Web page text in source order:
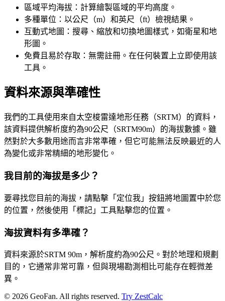
區域平均海拔：計算繪製區域的平均高度。
多種單位：以公尺（m）和英尺（ft）檢視結果。
互動式地圖：搜尋、縮放和切換地圖樣式，如衛星和地
形圖。
免費且易於存取：無需註冊。在任何裝置上立即使用該
工具。
資料來源與準確性
我們的工具使用來自太空梭雷達地形任務（SRTM）的資料，
該資料提供解析度約為90公尺（SRTM90m）的海拔數據。雖
然對於大多數用途而言非常準確，但它可能無法反映最近的人
為變化或非常精細的地形變化。
我目前的海拔是多少？
要尋找您目前的海拔，請點擊「定位我」按鈕將地圖置中於您
的位置，然後使用「標記」工具點擊您的位置。
海拔資料有多準確？
資料來源於SRTM 90m，解析度約為90公尺。對於地理和規劃
目的，它通常非常可靠，但與現場勘測相比可能存在輕微差
異。
© 2026 GeoFan. All rights reserved. Try ZestCalc